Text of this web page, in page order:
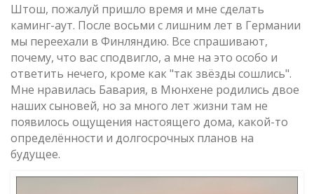
Штош, пожалуй пришло время и мне сделать
каминг-аут. После восьми с лишним лет в Германии
мы переехали в Финляндию. Все спрашивают,
почему, что вас сподвигло, а мне на это особо и
ответить нечего, кроме как "так звёзды сошлись".
Мне нравилась Бавария, в Мюнхене родились двое
наших сыновей, но за много лет жизни там не
появилось ощущения настоящего дома, какой-то
определённости и долгосрочных планов на
будущее.